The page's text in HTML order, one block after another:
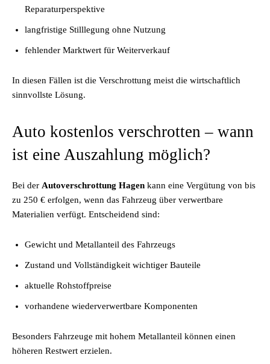
Reparaturperspektive
langfristige Stilllegung ohne Nutzung
fehlender Marktwert für Weiterverkauf
In diesen Fällen ist die Verschrottung meist die wirtschaftlich
sinnvollste Lösung.
Auto kostenlos verschrotten – wann
ist eine Auszahlung möglich?
Bei der Autoverschrottung Hagen kann eine Vergütung von bis
zu 250 € erfolgen, wenn das Fahrzeug über verwertbare
Materialien verfügt. Entscheidend sind:
Gewicht und Metallanteil des Fahrzeugs
Zustand und Vollständigkeit wichtiger Bauteile
aktuelle Rohstoffpreise
vorhandene wiederverwertbare Komponenten
Besonders Fahrzeuge mit hohem Metallanteil können einen
höheren Restwert erzielen.